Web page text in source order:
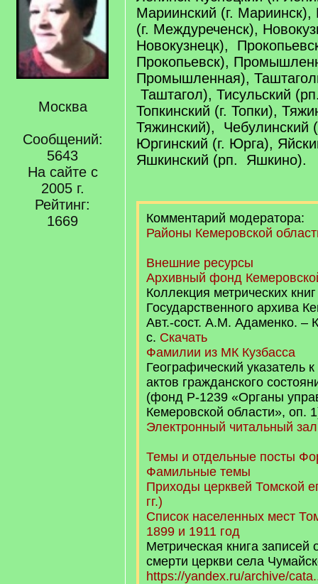
Москва
Сообщений:
5643
На сайте с
2005 г.
Рейтинг:
1669
Мариинский (г. Мариинск),
(г. Междуреченск),
Новокузнецк),
Прокопьевск),
Промышленная),
Таштагол), Тисульский
Топкинский (г. Топки),
Тяжинский), Чебулинский
Юргинский (г. Юрга),
Яшкинский (рп. Яшкино).
Комментарий модератора:
Районы Кемеровской
Внешние ресурсы
Архивный фонд
Коллекция метрических
Государственного архива
Авт.-сост. А.М. Адаменко. –
с. Скачать
Фамилии из МК Кузбасса
Географический указатель
актов гражданского
(фонд Р-1239 «Органы
Кемеровской области», оп.
Электронный читальный
Темы и отдельные посты
Фамильные темы
Приходы церквей Томской
гг.)
Список населенных мест
1899 и 1911 год
Метрическая книга
смерти церкви села
https://yandex.ru/archive/